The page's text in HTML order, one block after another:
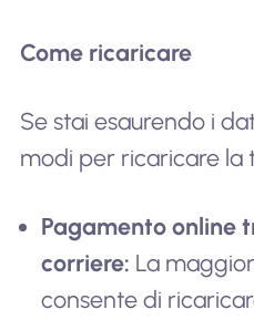
Come ricaricare
Se stai esaurendo i
modi per ricaricare la
Pagamento online
corriere: La
consente di